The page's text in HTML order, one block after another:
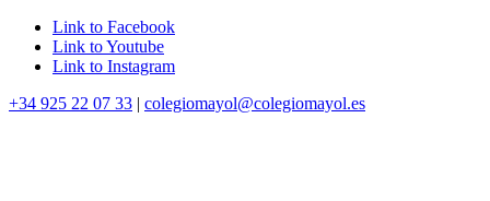
Link to Facebook
Link to Youtube
Link to Instagram
+34 925 22 07 33 | colegiomayol@colegiomayol.es